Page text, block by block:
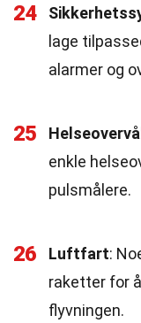
24
lage
alarmer og
25
enkle
pulsmålere.
26 Luftfart:
raketter for
flyvningen.